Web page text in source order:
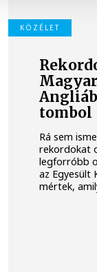
KÖZÉLET
tombol
Rá sem
rekordokat
legforróbb
az Egyesült
mértek,